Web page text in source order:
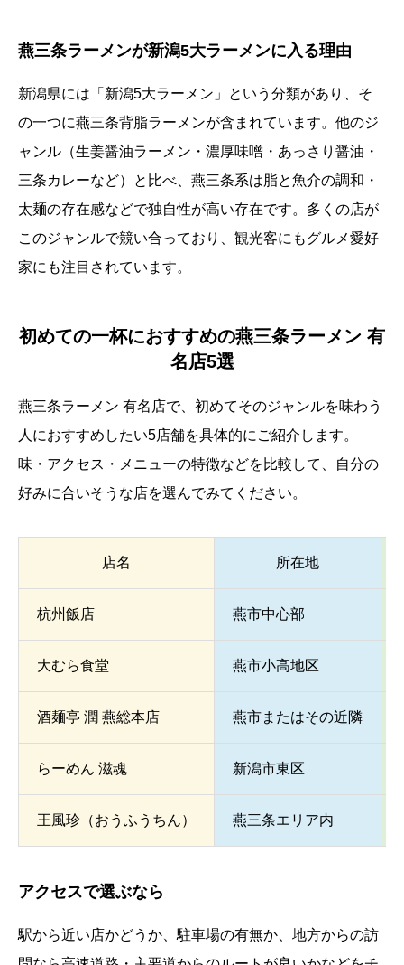
燕三条ラーメンが新潟5大ラーメンに入る理由
新潟県には「新潟5大ラーメン」という分類があり、そ
の一つに燕三条背脂ラーメンが含まれています。他のジ
ャンル（生姜醤油ラーメン・濃厚味噌・あっさり醤油・
三条カレーなど）と比べ、燕三条系は脂と魚介の調和・
太麺の存在感などで独自性が高い存在です。多くの店が
このジャンルで競い合っており、観光客にもグルメ愛好
家にも注目されています。
初めての一杯におすすめの燕三条ラーメン 有
名店5選
燕三条ラーメン 有名店で、初めてそのジャンルを味わう
人におすすめしたい5店舗を具体的にご紹介します。
味・アクセス・メニューの特徴などを比較して、自分の
好みに合いそうな店を選んでみてください。
店名 所在地
杭州飯店 燕市中心部
大むら食堂 燕市小高地区
酒麺亭 潤 燕総本店 燕市またはその近隣
らーめん 滋魂 新潟市東区
王風珍（おうふうちん） 燕三条エリア内
アクセスで選ぶなら
駅から近い店かどうか、駐車場の有無か、地方からの訪